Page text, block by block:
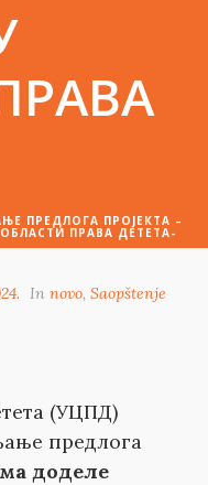
ПРЕДЛОГА ПРОЈЕКТА –
ПРАВА ДЕТЕТА-
In novo, Saopštenje
(УЦПД)
предлога
доделе